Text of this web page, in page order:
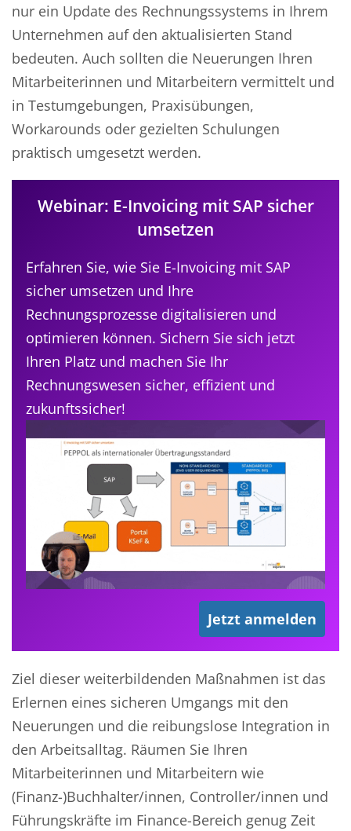
nur ein Update des Rechnungssystems in Ihrem
Unternehmen auf den aktualisierten Stand
bedeuten. Auch sollten die Neuerungen Ihren
Mitarbeiterinnen und Mitarbeitern vermittelt und
in Testumgebungen, Praxisübungen,
Workarounds oder gezielten Schulungen
praktisch umgesetzt werden.
Webinar: E-Invoicing mit SAP sicher
umsetzen
Erfahren Sie, wie Sie E-Invoicing mit SAP
sicher umsetzen und Ihre
Rechnungsprozesse digitalisieren und
optimieren können. Sichern Sie sich jetzt
Ihren Platz und machen Sie Ihr
Rechnungswesen sicher, effizient und
zukunftssicher!
Jetzt anmelden
Ziel dieser weiterbildenden Maßnahmen ist das
Erlernen eines sicheren Umgangs mit den
Neuerungen und die reibungslose Integration in
den Arbeitsalltag. Räumen Sie Ihren
Mitarbeiterinnen und Mitarbeitern wie
(Finanz-)Buchhalter/innen, Controller/innen und
Führungskräfte im Finance-Bereich genug Zeit